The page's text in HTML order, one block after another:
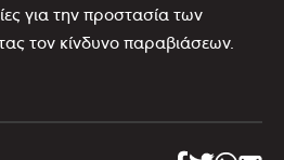
για την προστασία των
τον κίνδυνο παραβιάσεων.